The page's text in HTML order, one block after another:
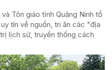
Tôn giáo tỉnh Quảng Ninh tổ
tín về nguồn, tri ân các "địa
lịch sử, truyền thống cách